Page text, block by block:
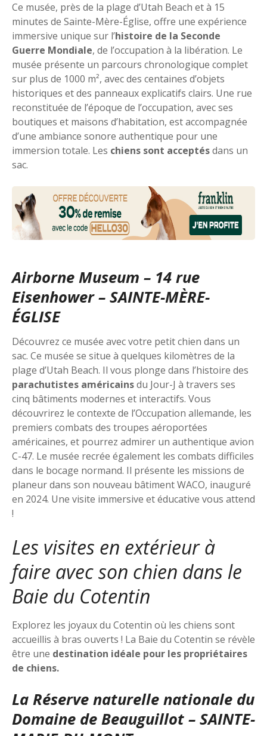
Ce musée, près de la plage d’Utah Beach et à 15
minutes de Sainte-Mère-Église, offre une expérience
immersive unique sur l’histoire de la Seconde
Guerre Mondiale, de l’occupation à la libération. Le
musée présente un parcours chronologique complet
sur plus de 1000 m², avec des centaines d’objets
historiques et des panneaux explicatifs clairs. Une rue
reconstituée de l’époque de l’occupation, avec ses
boutiques et maisons d’habitation, est accompagnée
d’une ambiance sonore authentique pour une
immersion totale. Les chiens sont acceptésdans un
sac.
Airborne Museum – 14 rue
Eisenhower – SAINTE-MÈRE-
ÉGLISE
Découvrez ce musée avec votre petit chien dans un
sac. Ce musée se situe à quelques kilomètres de la
plage d’Utah Beach. Il vous plonge dans l’histoire des
parachutistes américainsdu Jour-J à travers ses
cinq bâtiments modernes et interactifs. Vous
découvrirez le contexte de l’Occupation allemande, les
premiers combats des troupes aéroportées
américaines, et pourrez admirer un authentique avion
C-47. Le musée recrée également les combats difficiles
dans le bocage normand. Il présente les missions de
planeur dans son nouveau bâtiment WACO, inauguré
en 2024. Une visite immersive et éducative vous attend
!
Les visites en extérieur à
faire avec son chien dans le
Baie du Cotentin
Explorez les joyaux du Cotentin où les chiens sont
accueillis à bras ouverts ! La Baie du Cotentin se révèle
être une destination idéale pour les propriétaires
de chiens.
La Réserve naturelle nationale du
Domaine de Beauguillot – SAINTE-